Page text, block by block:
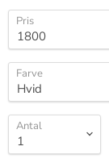
Pris
Farve
Antal